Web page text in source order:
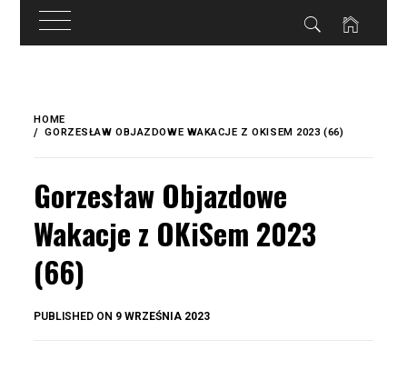
treści
content
HOME
GORZESŁAW OBJAZDOWE WAKACJE Z OKISEM 2023 (66)
Gorzesław Objazdowe
Wakacje z OKiSem 2023
(66)
PUBLISHED ON 9 WRZEŚNIA 2023